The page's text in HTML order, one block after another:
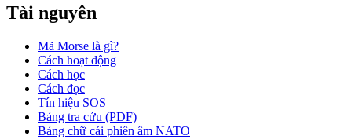
Tài nguyên
Mã Morse là gì?
Cách hoạt động
Cách học
Cách đọc
Tín hiệu SOS
Bảng tra cứu (PDF)
Bảng chữ cái phiên âm NATO